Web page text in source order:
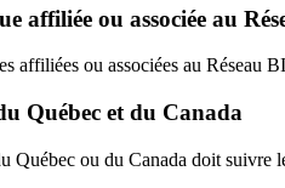
affiliée ou associée au
affiliées ou associées au
Québec et du Canada
Québec ou du Canada doit suivre